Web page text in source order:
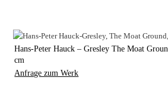
Hans-Peter Hauck – Gresley The Moat
cm
Anfrage zum Werk